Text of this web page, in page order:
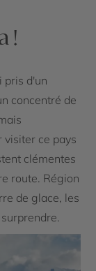
!
pris d'un
concentré de
visiter ce pays
clémentes
route. Région
de glace, les